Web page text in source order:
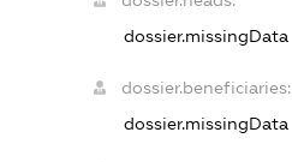
dossier.missingData
dossier.beneficiaries:
dossier.missingData